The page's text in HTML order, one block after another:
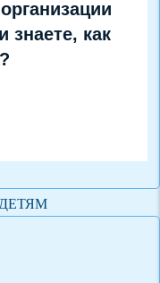
знаете, как